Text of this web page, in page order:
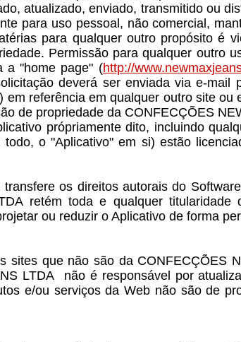
atualizado, enviado, transmitido ou
para uso pessoal, não comercial,
para qualquer outro propósito é
Permissão para qualquer outro
a "home page" (http://
deverá ser enviada via e-mail
referência em qualquer outro site
de propriedade da CONFECÇÕES
própriamente dito, incluindo
o "Aplicativo" em si) estão
os direitos autorais do
retém toda e qualquer
ou reduzir o Aplicativo de forma
sites que não são da CONFECÇÕES
LTDA não é responsável por
e/ou serviços da Web não são de